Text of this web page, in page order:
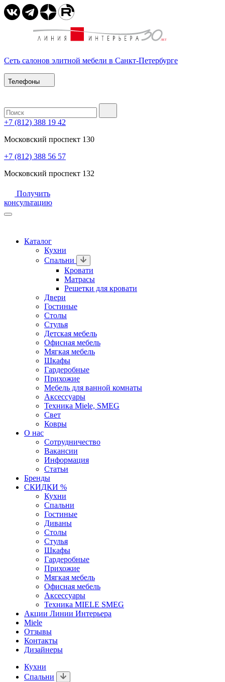
Сеть салонов элитной мебели в Санкт-Петербурге
Телефоны
+7 (812) 388 19 42
Московский проспект 130
+7 (812) 388 56 57
Московский проспект 132
Получить
консультацию
Каталог
Кухни
Спальни
Кровати
Матрасы
Решетки для кровати
Двери
Гостиные
Столы
Стулья
Детская мебель
Офисная мебель
Мягкая мебель
Шкафы
Гардеробные
Прихожие
Мебель для ванной комнаты
Аксессуары
Техника Miele, SMEG
Свет
Ковры
О нас
Сотрудничество
Вакансии
Информация
Статьи
Бренды
СКИДКИ %
Кухни
Спальни
Гостиные
Диваны
Столы
Стулья
Шкафы
Гардеробные
Прихожие
Мягкая мебель
Офисная мебель
Аксессуары
Техника MIELE SMEG
Акции Линии Интерьера
Miele
Отзывы
Контакты
Дизайнеры
Кухни
Спальни